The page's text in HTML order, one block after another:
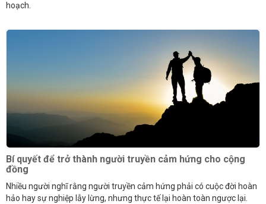
hoạch.
Bí quyết để trở thành người truyền cảm hứng cho cộng
đồng
Nhiều người nghĩ rằng người truyền cảm hứng phải có cuộc đời hoàn
hảo hay sự nghiệp lẫy lừng, nhưng thực tế lại hoàn toàn ngược lại.